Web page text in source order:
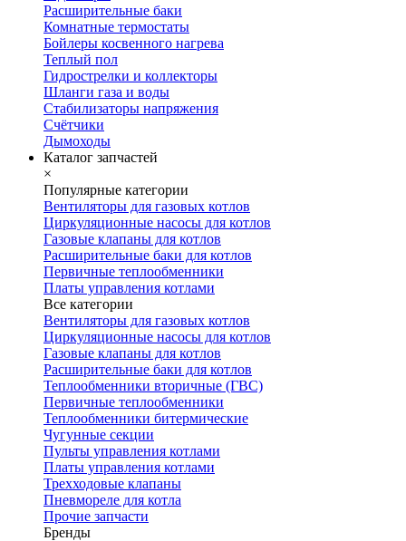
Расширительные баки
Комнатные термостаты
Бойлеры косвенного нагрева
Теплый пол
Гидрострелки и коллекторы
Шланги газа и воды
Стабилизаторы напряжения
Счётчики
Дымоходы
Каталог запчастей
×
Популярные категории
Вентиляторы для газовых котлов
Циркуляционные насосы для котлов
Газовые клапаны для котлов
Расширительные баки для котлов
Первичные теплообменники
Платы управления котлами
Все категории
Вентиляторы для газовых котлов
Циркуляционные насосы для котлов
Газовые клапаны для котлов
Расширительные баки для котлов
Теплообменники вторичные (ГВС)
Первичные теплообменники
Теплообменники битермические
Чугунные секции
Пульты управления котлами
Платы управления котлами
Трехходовые клапаны
Пневмореле для котла
Прочие запчасти
Бренды